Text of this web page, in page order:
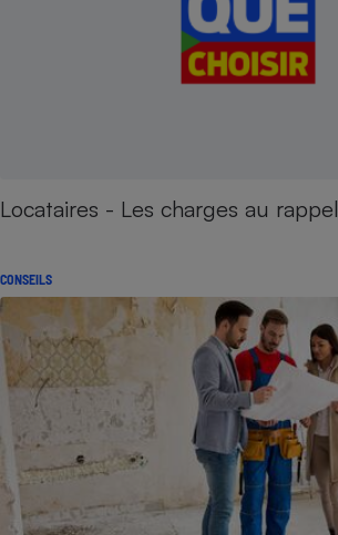
Locataires - Les charges au rappel
CONSEILS